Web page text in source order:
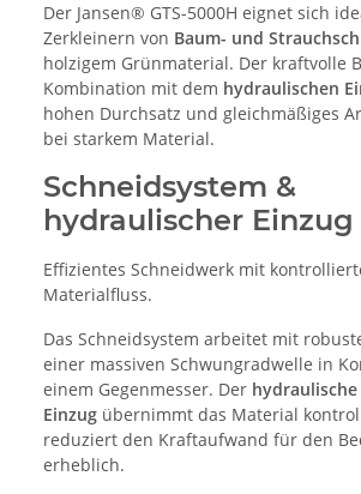
Der Jansen® GTS-5000H eignet sich
Zerkleinern von Baum- und
holzigem Grünmaterial. Der kraftvolle
Kombination mit dem hydraulischen
hohen Durchsatz und gleichmäßiges
bei starkem Material.
Schneidsystem &
hydraulischer Einzug
Effizientes Schneidwerk mit
Materialfluss.
Das Schneidsystem arbeitet mit
einer massiven Schwungradwelle in
einem Gegenmesser. Der hydraulische
Einzug übernimmt das Material
reduziert den Kraftaufwand für den
erheblich.